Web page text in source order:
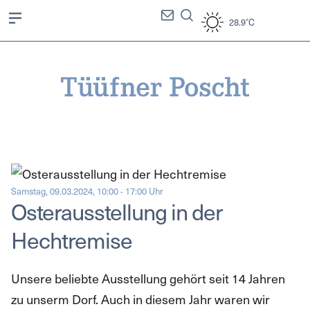
28.9°C
Samstag, 09.03.2024, 10:00 - 17:00 Uhr
Osterausstellung in der
Hechtremise
Unsere beliebte Ausstellung gehört seit 14 Jahren
zu unserm Dorf. Auch in diesem Jahr waren wir